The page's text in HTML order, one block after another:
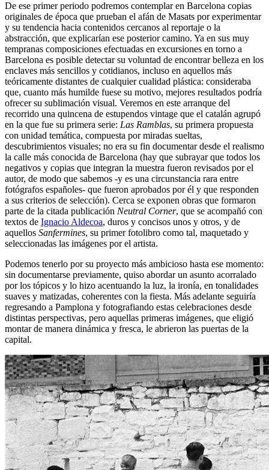
De ese primer periodo podremos contemplar en Barcelona copias
originales de época que prueban el afán de Masats por experimentar
y su tendencia hacia contenidos cercanos al reportaje o la
abstracción, que explicarían ese posterior camino. Ya en sus muy
tempranas composiciones efectuadas en excursiones en torno a
Barcelona es posible detectar su voluntad de encontrar belleza en los
enclaves más sencillos y cotidianos, incluso en aquellos más
teóricamente distantes de cualquier cualidad plástica: consideraba
que, cuanto más humilde fuese su motivo, mejores resultados podría
ofrecer su sublimación visual. Veremos en este arranque del
recorrido una quincena de estupendos vintage que el catalán agrupó
en la que fue su primera serie: Las Ramblas, su primera propuesta
con unidad temática, compuesta por miradas sueltas,
descubrimientos visuales; no era su fin documentar desde el realismo
la calle más conocida de Barcelona (hay que subrayar que todos los
negativos y copias que integran la muestra fueron revisados por el
autor, de modo que sabemos -y es una circunstancia rara entre
fotógrafos españoles- que fueron aprobados por él y que responden
a sus criterios de selección). Cerca se exponen obras que formaron
parte de la citada publicación Neutral Corner, que se acompañó con
textos de Ignacio Aldecoa, duros y concisos unos y otros, y de
aquellos Sanfermines, su primer fotolibro como tal, maquetado y
seleccionadas las imágenes por el artista.
Podemos tenerlo por su proyecto más ambicioso hasta ese momento:
sin documentarse previamente, quiso abordar un asunto acorralado
por los tópicos y lo hizo acentuando la luz, la ironía, en tonalidades
suaves y matizadas, coherentes con la fiesta. Más adelante seguiría
regresando a Pamplona y fotografiando estas celebraciones desde
distintas perspectivas, pero aquellas primeras imágenes, que eligió
montar de manera dinámica y fresca, le abrieron las puertas de la
capital.